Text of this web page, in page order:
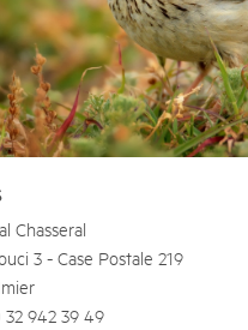
Chasseral
3 - Case Postale 219
942 39 49